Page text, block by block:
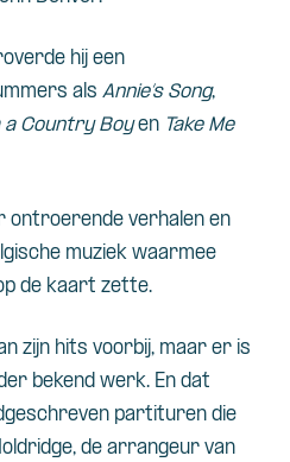
hij een
als Annie’s Song,
a Country Boyen Take Me
ontroerende verhalen en
muziek waarmee
de kaart zette.
zijn hits voorbij, maar er is
bekend werk. En dat
partituren die
de arrangeur van